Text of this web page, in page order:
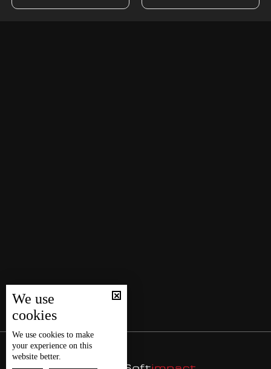
We use
cookies
We use cookies to make
your experience on this
website better.